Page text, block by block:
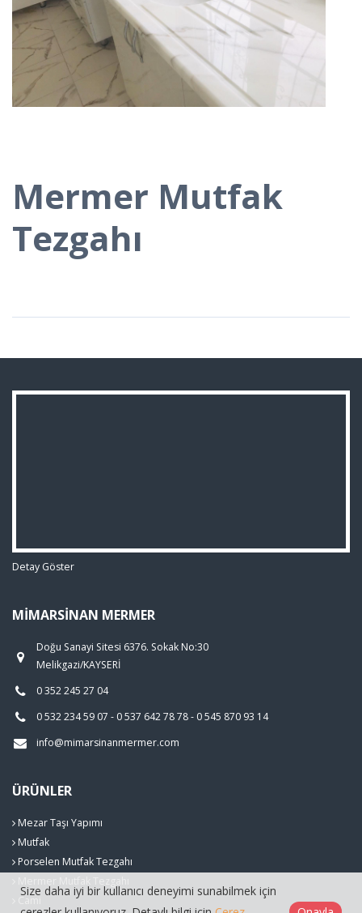
Mermer Mutfak
Tezgahı
Detay Göster
MIMARSINAN MERMER
Doğu Sanayi Sitesi 6376. Sokak No:30
Melikgazi/KAYSERİ
0 352 245 27 04
0 532 234 59 07 - 0 537 642 78 78 - 0 545 870 93 14
info@mimarsinanmermer.com
ÜRÜNLER
Mezar Taşı Yapımı
Mutfak
Porselen Mutfak Tezgahı
Size daha iyi bir kullanıcı deneyimi sunabilmek için